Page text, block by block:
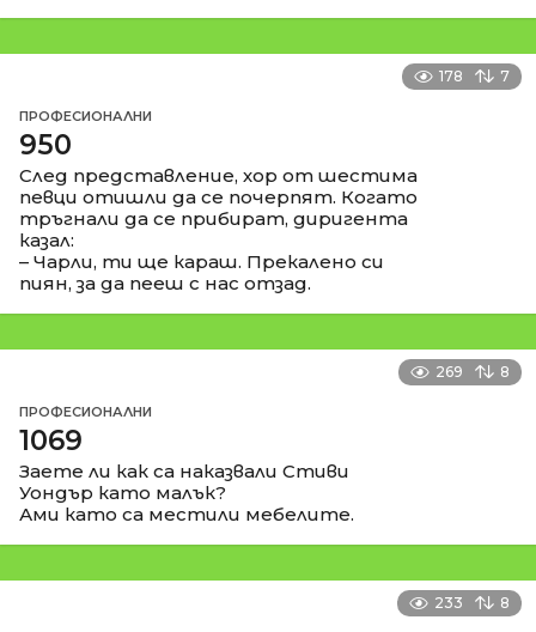
178 7
ПРОФЕСИОНАЛНИ
950
След представление, хор от шестима
певци отишли да се почерпят. Когато
тръгнали да се прибират, диригента
казал:
– Чарли, ти ще караш. Прекалено си
пиян, за да пееш с нас отзад.
269 8
ПРОФЕСИОНАЛНИ
1069
Заете ли как са наказвали Стиви
Уондър като малък?
Ами като са местили мебелите.
233 8